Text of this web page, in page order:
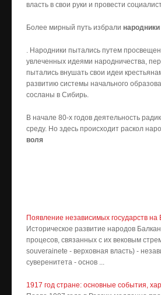
власть в свои руки и провести
Более мирный путь избрали народники
. Народники пытались путем
увлеченных идеями народничества,
пытались внушать свои идеи
развитию системы начального
сосланы в Сибирь.
В начале 80-х годов деятельность
среду. Но здесь происходит раскол
воля
Появление независимых государств на
Историческое развитие народов
процесов, связанных с их вековым
souverainete - верховная власть) -
суверенитета - основ ...
1917 год стране: основные события,